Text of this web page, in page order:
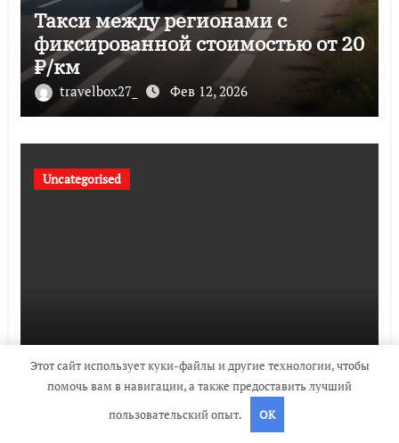
Такси между регионами с
фиксированной стоимостью от 20
₽/км
travelbox27_ Фев 12, 2026
Uncategorised
Состав и биография российской
поп-группы «Иванушки
интернешнл» — история успеха,
музыка и судьбы участников
Этот сайт использует куки-файлы и другие технологии, чтобы
помочь вам в навигации, а также предоставить лучший
пользовательский опыт.
OK